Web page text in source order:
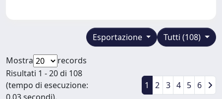
Tutti (108)
Esportazione
Mostra
records
Risultati 1 - 20 di 108
(tempo di esecuzione:
1 2 3 4 5 6